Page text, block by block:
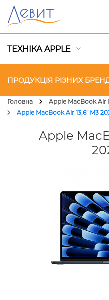
ТЕХНІКА APPLE
ПРОДУКЦІЯ РІЗНИХ
Чохли
Акустика
Платний сервіс Apple
Головна
Apple MacBook Air
Apple MacBook Air 13,6" M3
Apple